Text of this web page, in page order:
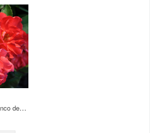
Чинко де Майо (Cinco de Mayo)